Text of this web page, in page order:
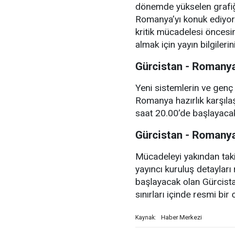
dönemde yükselen
Romanya’yı konuk
kritik mücadelesi
almak için yayın
Gürcistan -
Yeni sistemlerin ve genç
Romanya hazırlık
saat 20.00’de
Gürcistan -
Mücadeleyi yakından
yayıncı kuruluş
başlayacak olan
sınırları içinde resmi bir
Kaynak: Haber Merkezi